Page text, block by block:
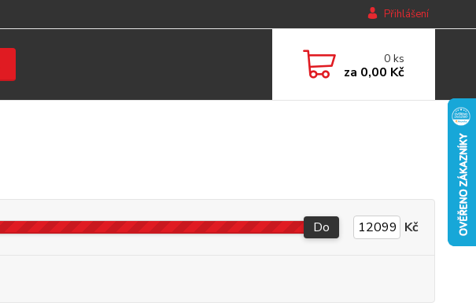
Přihlášení
0ks
za 0,00 Kč
Do Kč